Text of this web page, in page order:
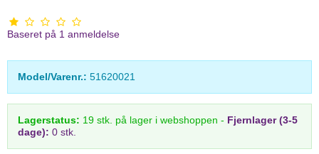
Baseret på 1 anmeldelse
Model/Varenr.: 51620021
Lagerstatus: 19 stk. på lager i webshoppen - Fjernlager (3-5
dage): 0 stk.